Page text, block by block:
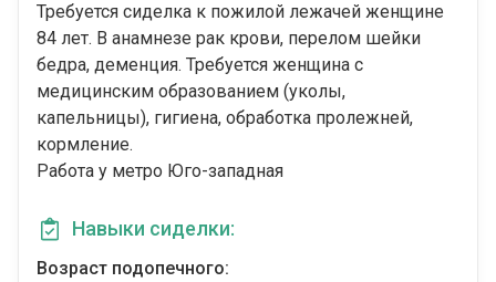
Требуется сиделка к пожилой лежачей женщине
84 лет. В анамнезе рак крови, перелом шейки
бедра, деменция. Требуется женщина с
медицинским образованием (уколы,
капельницы), гигиена, обработка пролежней,
кормление.
Работа у метро Юго-западная
Навыки сиделки:
Возраст подопечного: